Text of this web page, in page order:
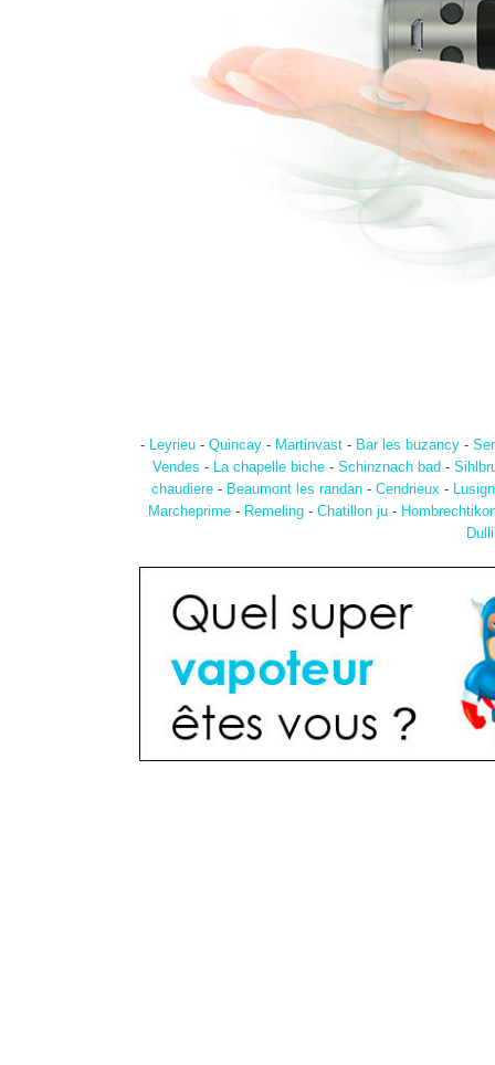
- Leyrieu - Quincay - Martinvast - Bar les buzancy -
Vendes - La chapelle biche- Schinznach bad -
chaudiere- Beaumont les randan- Cendrieux-
Marcheprime- Remeling- Chatillon ju-